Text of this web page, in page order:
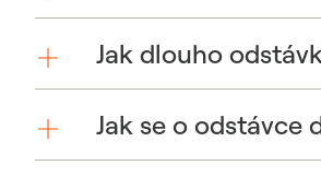
Jak dlouho
Jak se o odstávce